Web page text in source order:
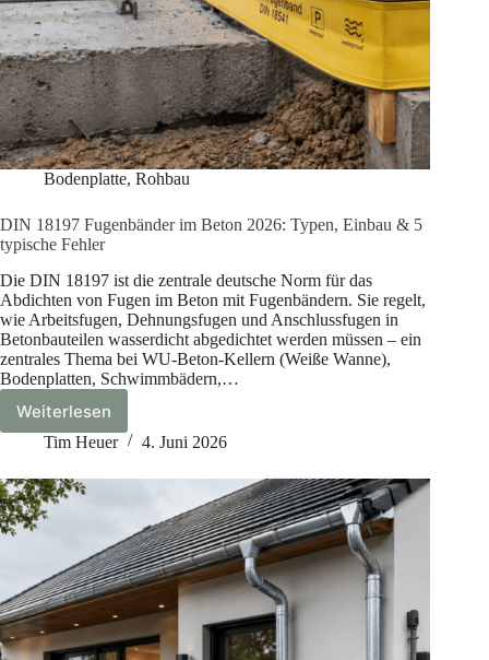
Bodenplatte, Rohbau
DIN 18197 Fugenbänder im Beton 2026: Typen, Einbau & 5
typische Fehler
Die DIN 18197 ist die zentrale deutsche Norm für das
Abdichten von Fugen im Beton mit Fugenbändern. Sie regelt,
wie Arbeitsfugen, Dehnungsfugen und Anschlussfugen in
Betonbauteilen wasserdicht abgedichtet werden müssen – ein
zentrales Thema bei WU-Beton-Kellern (Weiße Wanne),
Bodenplatten, Schwimmbädern,…
Weiterlesen
DIN
18197
im
Beton
Typen,
Einbau
&
5
typische
Fehler
Tim Heuer 4. Juni 2026